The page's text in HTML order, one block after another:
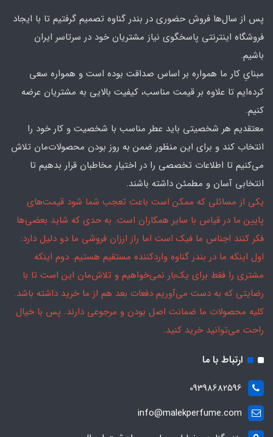
پس از سال‌ها فروش حضوری در بندر گناوه تصمیم گرفتیم تا با ایجاد
فروشگاه اینترنتی پاسخگوی نیاز مشتریان خود در سرتاسر ایران
باشیم.
مبنایِ کار ما همواره بر اساس صداقت بوده است و همواره سعی
کرده‌ایم تا علاوه بر قیمت مناسب، کیفیت بالایی به مشتریان عرضه
کنیم.
معتقدیم هر شخصیتی باید عطر مناسب با شخصیت و کار خود را
انتخاب کند و برای این منظور ضمن به روز بودن محصولات‌مان تلاش
می‌کنیم تا اطلاعات تخصصی را در اختیار مخاطبان قرار بدهیم تا
انتخابی آسان و مطمئن داشته باشند.
یکی از مسائلی که ممکن است باعث تعجب شما شود قیمت‌های
پایین ما در قیاس با سایر همکاران است. به حدی که شاید بعضی‌ها
فکر کنند اجناس ما فیک است اما راز ارزان فروشی ما دو دلیل دارد:
اول اینکه ما در بندر گناوه واردکننده مستقیم هستیم. دوم اینکه
مشتری را فقط برای یک‌بار نمی‌خواهیم و تلاش‌مان این است تا با
رضایتی که به دست می‌آوریم دفعات بعد هم از ما خرید داشته باشد.
کلیه محصولات ما ضمانت اصل بودن و مرجوعی دارند. پس با خیال
راحت می‌توانید خرید کنید.
ارتباط با ما
09398682596
info@malekperfume.com